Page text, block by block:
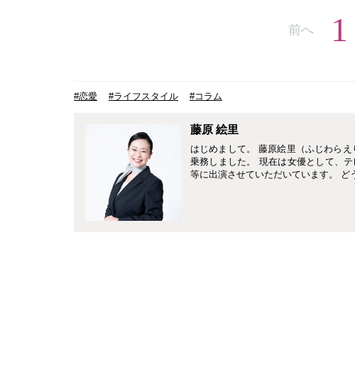
前へ 1
#恋愛 #ライフスタイル #コラム
藤原 絵里
はじめまして。 藤原絵里（ふじわら
乗務しました。 現在は女優として、
等に出演させていただいています。 ど